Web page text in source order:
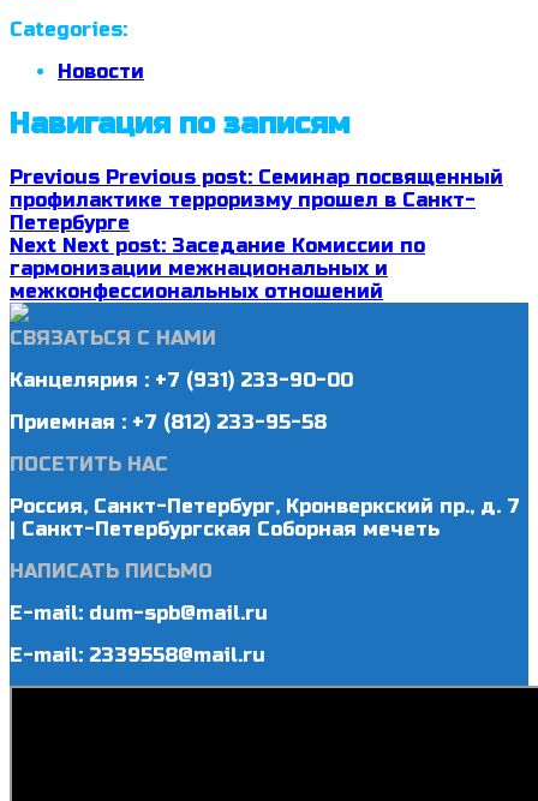
Categories:
Новости
Навигация по записям
Previous Previous post: Семинар посвященный
профилактике терроризму прошел в Санкт-
Петербурге
Next Next post: Заседание Комиссии по
гармонизации межнациональных и
межконфессиональных отношений
СВЯЗАТЬСЯ С НАМИ
Канцелярия : +7 (931) 233-90-00
Приемная : +7 (812) 233-95-58
ПОСЕТИТЬ НАС
Россия, Санкт-Петербург, Кронверкский пр., д. 7
| Санкт-Петербургская Соборная мечеть
НАПИСАТЬ ПИСЬМО
E-mail: dum-spb@mail.ru
E-mail: 2339558@mail.ru